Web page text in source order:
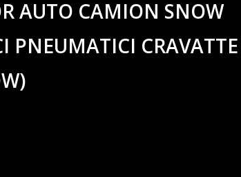
AUTO CAMION SNOW
PNEUMATICI CRAVATTE